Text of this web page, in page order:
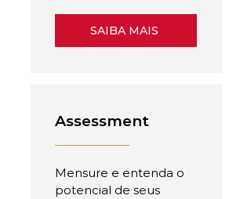
SAIBA MAIS
Assessment
Mensure e entenda o
potencial de seus